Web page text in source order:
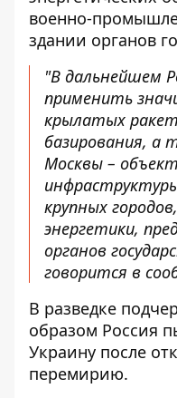
военно-
здании органов
"В дальнейшем
применить
крылатых
базирования, а
Москвы –
крупных
энергетики,
органов
говорится в
В разведке
образом Россия
Украину после
перемирию.